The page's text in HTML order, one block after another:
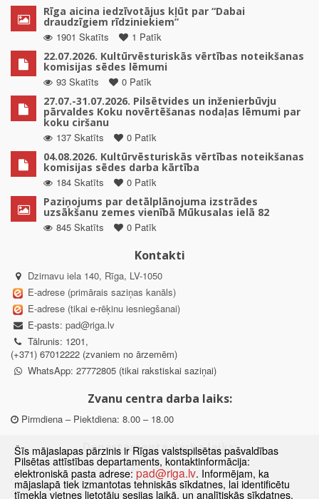
Rīga aicina iedzīvotājus kļūt par “Dabai
draudzīgiem rīdziniekiem”
1901 Skatīts
1 Patīk
22.07.2026. Kultūrvēsturiskās vērtības noteikšanas
komisijas sēdes lēmumi
93 Skatīts
0 Patīk
27.07.-31.07.2026. Pilsētvides un inženierbūvju
pārvaldes Koku novērtēšanas nodaļas lēmumi par
koku ciršanu
137 Skatīts
0 Patīk
04.08.2026. Kultūrvēsturiskās vērtības noteikšanas
komisijas sēdes darba kārtība
184 Skatīts
0 Patīk
Paziņojums par detālplānojuma izstrādes
uzsākšanu zemes vienībā Mūkusalas ielā 82
845 Skatīts
0 Patīk
Kontakti
Dzirnavu iela 140, Rīga, LV-1050
E-adrese (primārais saziņas kanāls)
E-adrese (tikai e-rēķinu iesniegšanai)
E-pasts: pad@riga.lv
Tālrunis: 1201,
(+371) 67012222 (zvaniem no ārzemēm)
WhatsApp: 27772805 (tikai rakstiskai saziņai)
Zvanu centra darba laiks:
Pirmdiena – Piektdiena: 8.00 – 18.00
Departamenta darba laiks:
Pirmdiena, Ceturtdiena: 8.30 – 18.00
Otrdiena, Trešdiena: 8.30 – 17.00
Piektdiena: 8.30 – 15.00
Šīs mājaslapas pārzinis ir Rīgas valstspilsētas pašvaldības
Pilsētas attīstības departaments, kontaktinformācija:
elektroniskā pasta adrese: pad@riga.lv. Informējam, ka
mājaslapā tiek izmantotas tehniskās sīkdatnes, lai identificētu
tīmekļa vietnes lietotāju sesijas laikā, un analītiskās sīkdatnes,